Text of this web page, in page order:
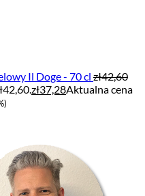
Il Doge - 70 cl zł42,60
zł37,28Aktualna cena